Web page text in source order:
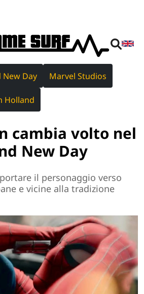
New Day Marvel Studios
Holland
cambia volto nel
New Day
il personaggio verso
e vicine alla tradizione